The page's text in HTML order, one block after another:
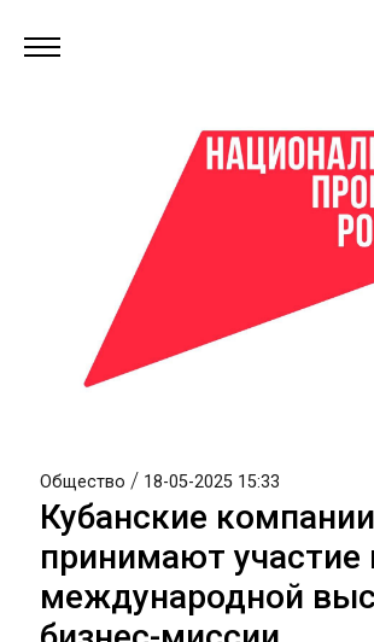
Общество / 18-05-2025 15:33
Кубанские компании
принимают участие
международной